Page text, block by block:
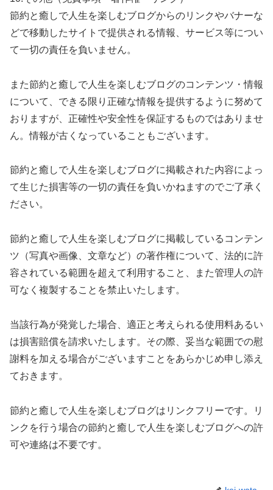
節約と癒しで人生を楽しむブログからのリンクやバナーな
どで移動したサイトで提供される情報、サービス等につい
て一切の責任を負いません。
また節約と癒しで人生を楽しむブログのコンテンツ・情報
について、できる限り正確な情報を提供するように努めて
おりますが、正確性や安全性を保証するものではありませ
ん。情報が古くなっていることもございます。
節約と癒しで人生を楽しむブログに掲載された内容によっ
て生じた損害等の一切の責任を負いかねますのでご了承く
ださい。
節約と癒しで人生を楽しむブログに掲載しているコンテン
ツ（写真や画像、文章など）の著作権について、法的に許
容されている範囲を超えて利用すること、また管理人の許
可なく複製することを禁止いたします。
当該行為が発覚した場合、適正と考えられる使用料あるい
は損害賠償を請求いたします。その際、妥当な範囲での慰
謝料を加える場合がございますことをあらかじめ申し添え
ておきます。
節約と癒しで人生を楽しむブログはリンクフリーです。リ
ンクを行う場合の節約と癒しで人生を楽しむブログへの許
可や連絡は不要です。